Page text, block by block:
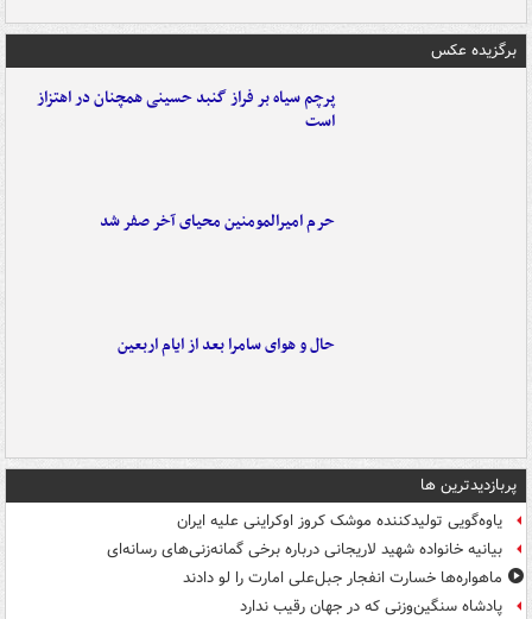
برگزیده عکس
پرچم سیاه بر فراز گنبد حسینی همچنان در اهتزاز
است
حرم امیرالمومنین محیای آخر صفر شد
حال و هوای سامرا بعد از ایام اربعین
پربازدیدترین ها
یاوه‌گویی تولیدکننده موشک کروز اوکراینی علیه ایران
بیانیه خانواده شهید لاریجانی درباره برخی گمانه‌زنی‌های رسانه‌ای
ماهواره‌ها خسارت انفجار جبل‌علی امارت را لو دادند
پادشاه سنگین‌وزنی که در جهان رقیب ندارد